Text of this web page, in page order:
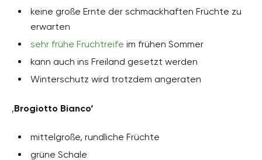
keine große Ernte der schmackhaften Früchte zu
erwarten
sehr frühe Fruchtreife im frühen Sommer
kann auch ins Freiland gesetzt werden
Winterschutz wird trotzdem angeraten
‚Brogiotto Bianco‘
mittelgroße, rundliche Früchte
grüne Schale